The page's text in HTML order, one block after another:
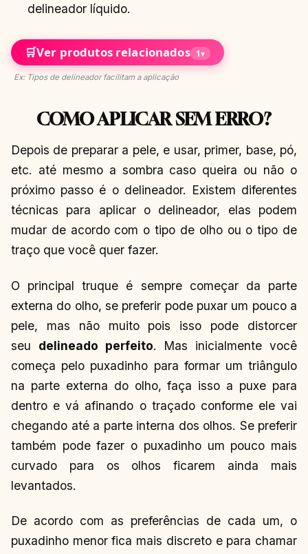
delineador líquido.
🛒Ver produtos relacionados 1▾
Ex: Tipos de delineador facilitam a aplicação
COMO APLICAR SEM ERRO?
Depois de preparar a pele, e usar, primer, base, pó,
etc. até mesmo a sombra caso queira ou não o
próximo passo é o delineador. Existem diferentes
técnicas para aplicar o delineador, elas podem
mudar de acordo com o tipo de olho ou o tipo de
traço que você quer fazer.
O principal truque é sempre começar da parte
externa do olho, se preferir pode puxar um pouco a
pele, mas não muito pois isso pode distorcer
seu delineado perfeito. Mas inicialmente você
começa pelo puxadinho para formar um triângulo
na parte externa do olho, faça isso a puxe para
dentro e vá afinando o traçado conforme ele vai
chegando até a parte interna dos olhos. Se preferir
também pode fazer o puxadinho um pouco mais
curvado para os olhos ficarem ainda mais
levantados.
De acordo com as preferências de cada um, o
puxadinho menor fica mais discreto e para chamar